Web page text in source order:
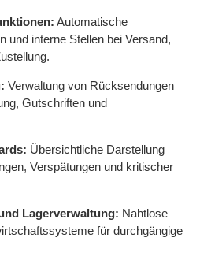
Automatische
und interne Stellen bei Versand,
Verwaltung von Rücksendungen
Gutschriften und
Übersichtliche Darstellung
Verspätungen und kritischer
Lagerverwaltung: Nahtlose
für durchgängige